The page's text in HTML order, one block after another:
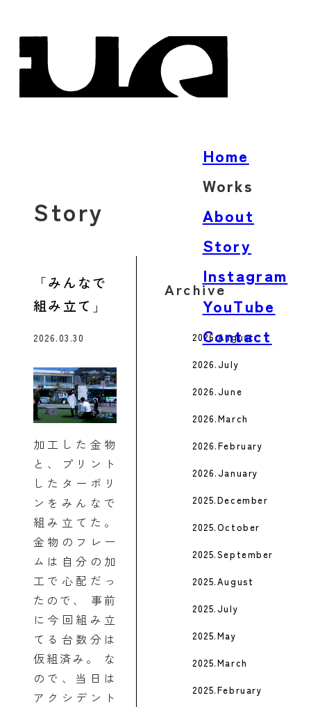
Home
Works
Architecture
Words
About
Story
Instagram
YouTube
Contact
Story
みんなで
組み立て
2026.03.30
加工した金物
と、プリント
したターポリ
ンをみんなで
組み立てた。
金物のフレー
ムは自分の加
工で心配だっ
たので、 事前
に今回組み立
てる台数分は
仮組済み。 な
ので、当日は
アクシデント
Archive
2026.August
2026.July
2026.June
2026.March
2026.February
2026.January
2025.December
2025.October
2025.September
2025.August
2025.July
2025.May
2025.March
2025.February